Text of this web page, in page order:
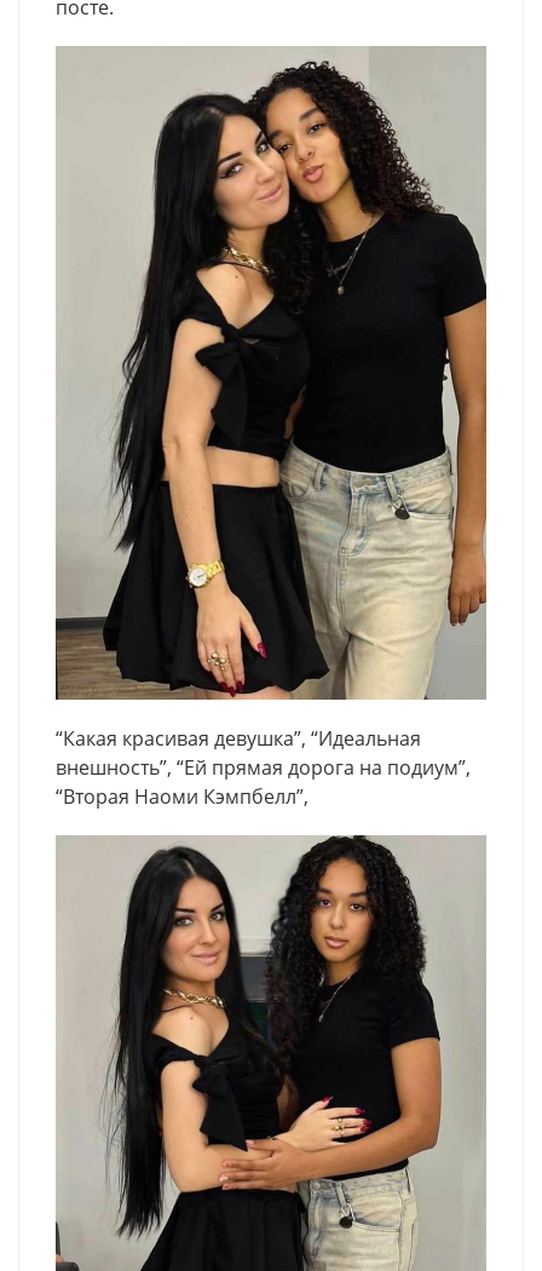
посте.
“Какая красивая девушка”, “Идеальная
внешность”, “Ей прямая дорога на подиум”,
“Вторая Наоми Кэмпбелл”,